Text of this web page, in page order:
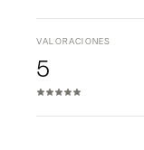
VALORACIONES
5